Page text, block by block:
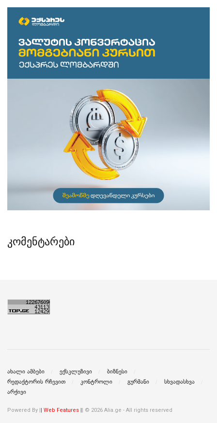
კომენტარები
ახალი ამბები ექსკლუზივი
ბიზნესი
რედაქტორის რჩევით
კონტროლი გურმანი
სხვადასხვა
არქივი
Powered By | | Web Features | | © 2026 Alia.ge - All rights reserved